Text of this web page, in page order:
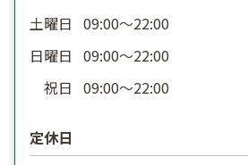
土曜日 09:00〜22:00
日曜日 09:00〜22:00
祝日 09:00〜22:00
定休日